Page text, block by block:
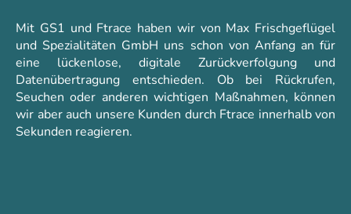
Mit GS1 und Ftrace haben wir von Max Frischgeflügel
und Spezialitäten GmbH uns schon von Anfang an für
eine lückenlose, digitale Zurückverfolgung und
Datenübertragung entschieden. Ob bei Rückrufen,
Seuchen oder anderen wichtigen Maßnahmen, können
wir aber auch unsere Kunden durch Ftrace innerhalb von
Sekunden reagieren.